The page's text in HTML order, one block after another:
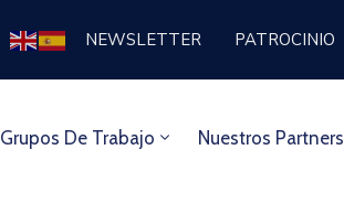
NEWSLETTER PATROCINIO
Grupos De Trabajo Nuestros Partners